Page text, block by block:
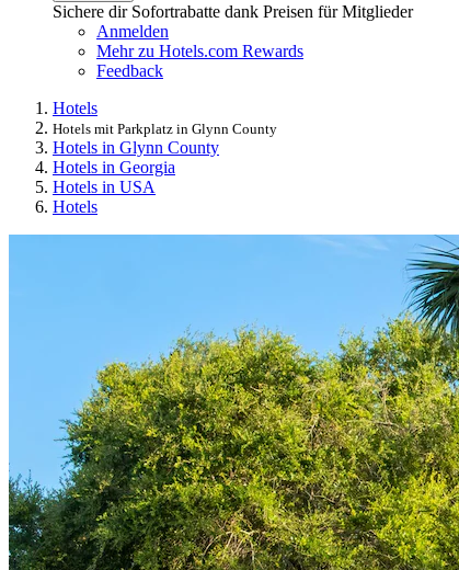
Sichere dir Sofortrabatte dank Preisen für Mitglieder
Anmelden
Mehr zu Hotels.com Rewards
Feedback
Hotels
Hotels mit Parkplatz in Glynn County
Hotels in Glynn County
Hotels in Georgia
Hotels in USA
Hotels